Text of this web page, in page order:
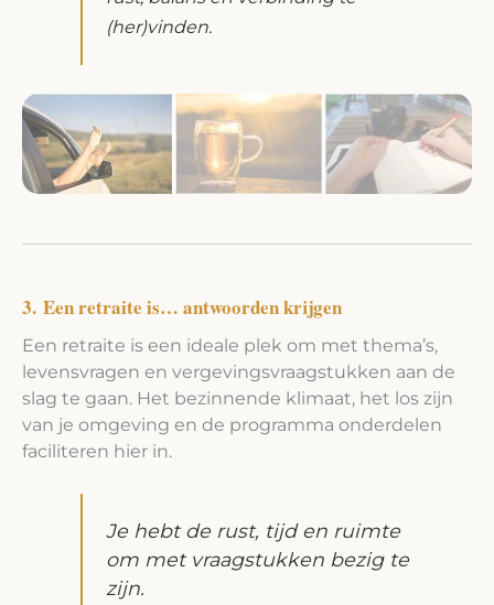
(her)vinden.
3. Een retraite is… antwoorden krijgen
Een retraite is een ideale plek om met thema’s,
levensvragen en vergevingsvraagstukken aan de
slag te gaan. Het bezinnende klimaat, het los zijn
van je omgeving en de programma onderdelen
faciliteren hier in.
Je hebt de rust, tijd en ruimte
om met vraagstukken bezig te
zijn.